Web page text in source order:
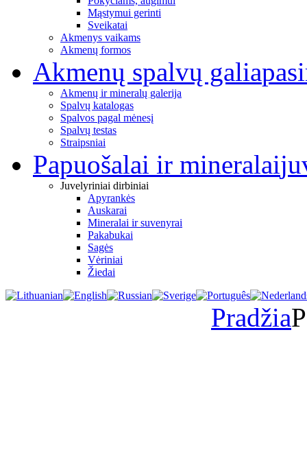
Mąstymui gerinti
Sveikatai
Akmenys vaikams
Akmenų formos
Akmenų spalvų galia
Akmenų ir mineralų galerija
Spalvų katalogas
Spalvos pagal mėnesį
Spalvų testas
Straipsniai
Papuošalai ir mineralai
Juvelyriniai dirbiniai
Apyrankės
Auskarai
Mineralai ir suvenyrai
Pakabukai
Sagės
Vėriniai
Žiedai
Pradžia